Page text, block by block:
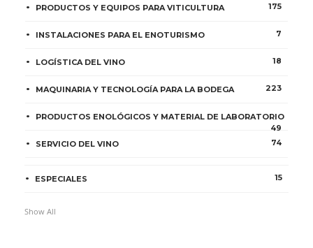
PRODUCTOS Y EQUIPOS PARA VITICULTURA 175
INSTALACIONES PARA EL ENOTURISMO 7
LOGÍSTICA DEL VINO 18
MAQUINARIA Y TECNOLOGÍA PARA LA BODEGA 223
PRODUCTOS ENOLÓGICOS Y MATERIAL DE LABORATORIO
49
SERVICIO DEL VINO
74
ESPECIALES 15
Show All